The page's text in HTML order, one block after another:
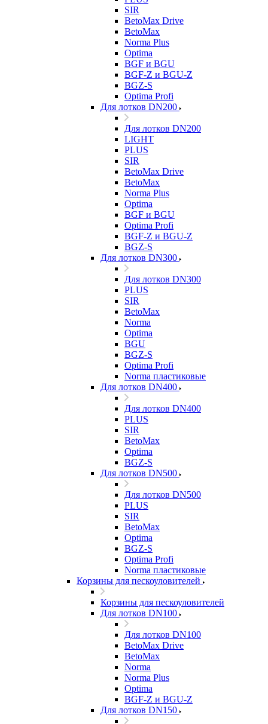
SIR
BetoMax Drive
BetoMax
Norma Plus
Optima
BGF и BGU
BGF-Z и BGU-Z
BGZ-S
Optima Profi
Для лотков DN200
Для лотков DN200
LIGHT
PLUS
SIR
BetoMax Drive
BetoMax
Norma Plus
Optima
BGF и BGU
Optima Profi
BGF-Z и BGU-Z
BGZ-S
Для лотков DN300
Для лотков DN300
PLUS
SIR
BetoMax
Norma
Optima
BGU
BGZ-S
Optima Profi
Norma пластиковые
Для лотков DN400
Для лотков DN400
PLUS
SIR
BetoMax
Optima
BGZ-S
Для лотков DN500
Для лотков DN500
PLUS
SIR
BetoMax
Optima
BGZ-S
Optima Profi
Norma пластиковые
Корзины для пескоуловителей
Корзины для пескоуловителей
Для лотков DN100
Для лотков DN100
BetoMax Drive
BetoMax
Norma
Norma Plus
Optima
BGF-Z и BGU-Z
Для лотков DN150